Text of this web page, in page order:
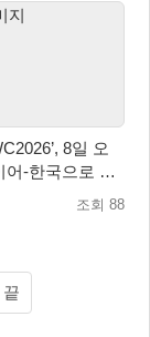
8일 오
어-한국으로 시
조회 88
끝